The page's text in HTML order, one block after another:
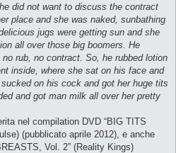
did not want to discuss the contract
place and she was naked, sunbathing
jugs were getting sun and she
all over those big boomers. He
rub, no contract. So, he rubbed lotion
inside, where she sat on his face and
on his cock and got her huge tits
and got man milk all over her pretty
nel compilation DVD “BIG TITS
(pubblicato aprile 2012), e anche
Vol. 2” (Reality Kings)